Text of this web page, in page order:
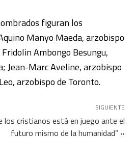
figuran los
Manyo Maeda, arzobispo
Ambongo Besungu,
Jean-Marc Aveline, arzobispo
arzobispo de Toronto.
SIGUIENTE
los cristianos está en juego ante el
futuro mismo de la humanidad” »